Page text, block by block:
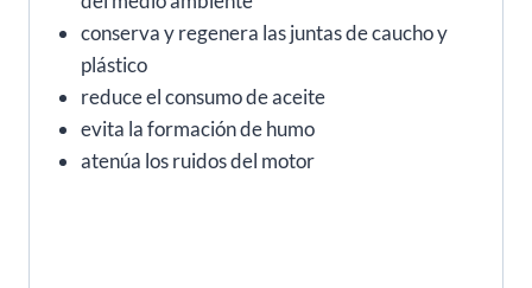
conserva y regenera las juntas de caucho y
plástico
reduce el consumo de aceite
evita la formación de humo
atenúa los ruidos del motor